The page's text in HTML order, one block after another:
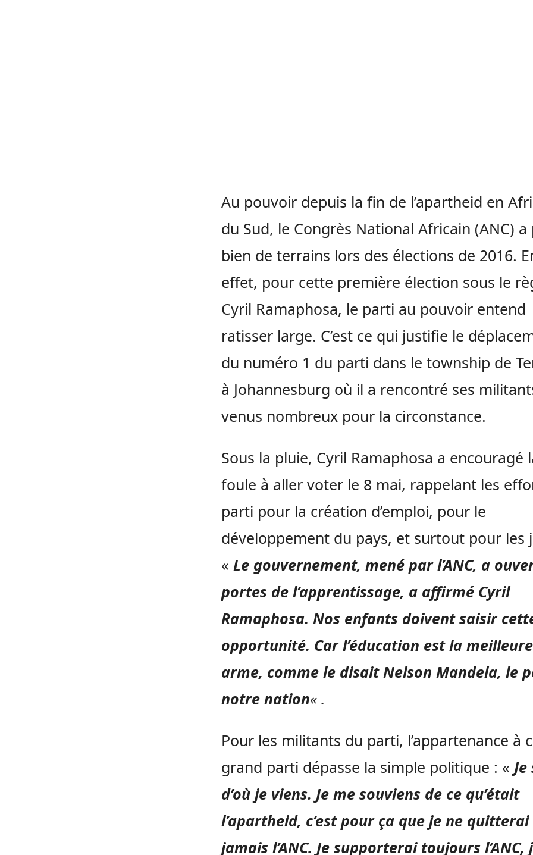
Au pouvoir depuis la fin de l’apartheid en
du Sud, le Congrès National Africain (ANC)
bien de terrains lors des élections de 2016.
effet, pour cette première élection sous le
Cyril Ramaphosa, le parti au pouvoir entend
ratisser large. C’est ce qui justifie le
du numéro 1 du parti dans le township de
à Johannesburg où il a rencontré ses
venus nombreux pour la circonstance.
Sous la pluie, Cyril Ramaphosa a encouragé
foule à aller voter le 8 mai, rappelant les
parti pour la création d’emploi, pour le
développement du pays, et surtout pour les
« Le gouvernement, mené par l’ANC, a
portes de l’apprentissage, a affirmé Cyril
Ramaphosa. Nos enfants doivent saisir
opportunité. Car l’éducation est la meilleure
arme, comme le disait Nelson Mandela, le
notre nation« .
Pour les militants du parti, l’appartenance à
grand parti dépasse la simple politique : «
d’où je viens. Je me souviens de ce qu’était
l’apartheid, c’est pour ça que je ne quitterai
jamais l’ANC. Je supporterai toujours l’ANC,